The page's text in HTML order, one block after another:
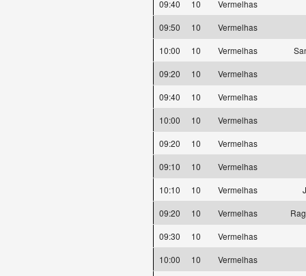
09:40
10
Vermelhas
09:50
10
Vermelhas
10:00
10 Vermelhas
09:20
10
Vermelhas
09:40
10
Vermelhas
10:00
10
Vermelhas
09:20
10
Vermelhas
09:10
10
Vermelhas
10:10
10 Vermelhas
09:20
10 Vermelhas
09:30
10
Vermelhas
10:00
10
Vermelhas